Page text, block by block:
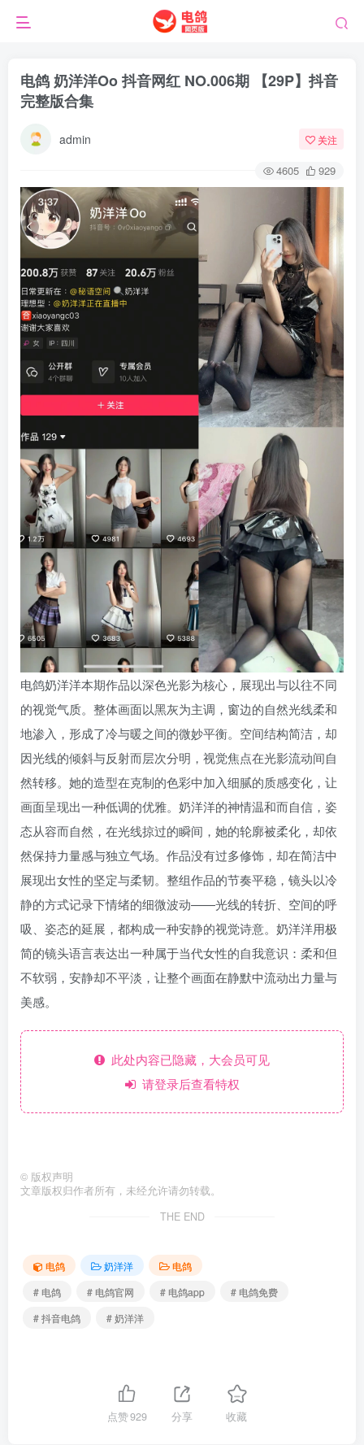
电鸽 奶洋洋Oo 抖音网红 NO.006期 【29P】抖音
完整版合集
admin 关注
4605 929
电鸽奶洋洋本期作品以深色光影为核心，展现出与以往不同
的视觉气质。整体画面以黑灰为主调，窗边的自然光线柔和
地渗入，形成了冷与暖之间的微妙平衡。空间结构简洁，却
因光线的倾斜与反射而层次分明，视觉焦点在光影流动间自
然转移。她的造型在克制的色彩中加入细腻的质感变化，让
画面呈现出一种低调的优雅。奶洋洋的神情温和而自信，姿
态从容而自然，在光线掠过的瞬间，她的轮廓被柔化，却依
然保持力量感与独立气场。作品没有过多修饰，却在简洁中
展现出女性的坚定与柔韧。整组作品的节奏平稳，镜头以冷
静的方式记录下情绪的细微波动——光线的转折、空间的呼
吸、姿态的延展，都构成一种安静的视觉诗意。奶洋洋用极
简的镜头语言表达出一种属于当代女性的自我意识：柔和但
不软弱，安静却不平淡，让整个画面在静默中流动出力量与
美感。
此处内容已隐藏，大会员可见
请登录后查看特权
© 版权声明
文章版权归作者所有，未经允许请勿转载。
THE END
电鸽 奶洋洋
电鸽
# 电鸽
# 电鸽官网 # 电鸽app
# 电鸽免费
# 抖音电鸽
# 奶洋洋
点赞929 分享 收藏